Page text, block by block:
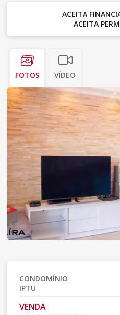
ACEITA
ACEITA
FOTOS VÍDEO
CONDOMÍNIO
IPTU
VENDA